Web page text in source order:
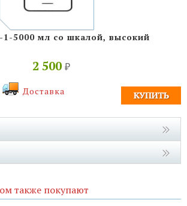
1-5000 мл со шкалой, высокий
2 500 ₽
Доставка
также покупают